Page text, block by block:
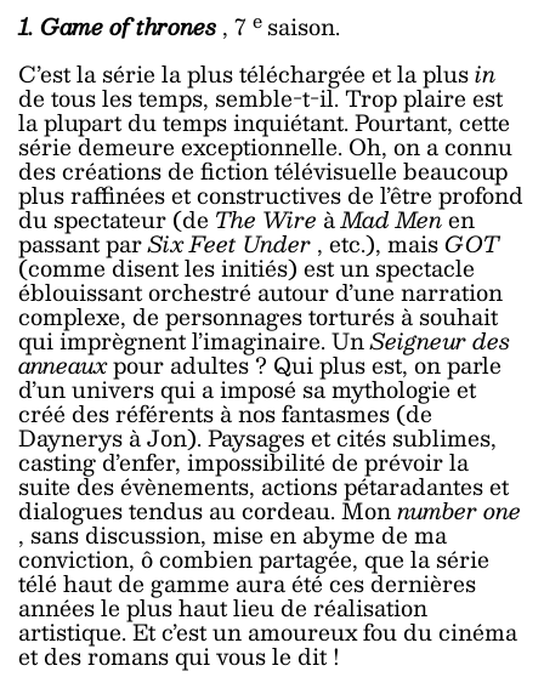
1. Game of thrones, 7 e saison.
C’est la série la plus téléchargée et la plusin
de tous les temps, semble-t-il. Trop plaire est
la plupart du temps inquiétant. Pourtant, cette
série demeure exceptionnelle. Oh, on a connu
des créations de fiction télévisuelle beaucoup
plus raffinées et constructives de l’être profond
du spectateur (de The Wire àMad Menen
passant parSix Feet Under, etc.), maisGOT
(comme disent les initiés) est un spectacle
éblouissant orchestré autour d’une narration
complexe, de personnages torturés à souhait
qui imprègnent l’imaginaire. UnSeigneur des
anneauxpour adultes ? Qui plus est, on parle
d’un univers qui a imposé sa mythologie et
créé des référents à nos fantasmes (de
Daynerys à Jon). Paysages et cités sublimes,
casting d’enfer, impossibilité de prévoir la
suite des évènements, actions pétaradantes et
dialogues tendus au cordeau. Monnumber one
, sans discussion, mise en abyme de ma
conviction, ô combien partagée, que la série
télé haut de gamme aura été ces dernières
années le plus haut lieu de réalisation
artistique. Et c’est un amoureux fou du cinéma
et des romans qui vous le dit !